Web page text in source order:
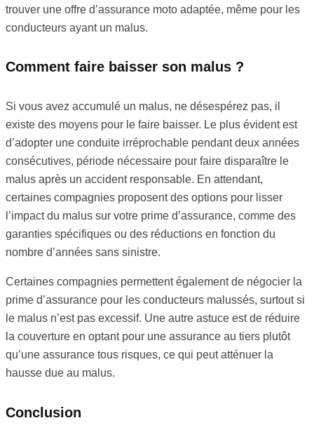
trouver une offre d’assurance moto adaptée, même pour les
conducteurs ayant un malus.
Comment faire baisser son malus ?
Si vous avez accumulé un malus, ne désespérez pas, il
existe des moyens pour le faire baisser. Le plus évident est
d’adopter une conduite irréprochable pendant deux années
consécutives, période nécessaire pour faire disparaître le
malus après un accident responsable. En attendant,
certaines compagnies proposent des options pour lisser
l’impact du malus sur votre prime d’assurance, comme des
garanties spécifiques ou des réductions en fonction du
nombre d’années sans sinistre.
Certaines compagnies permettent également de négocier la
prime d’assurance pour les conducteurs malussés, surtout si
le malus n’est pas excessif. Une autre astuce est de réduire
la couverture en optant pour une assurance au tiers plutôt
qu’une assurance tous risques, ce qui peut atténuer la
hausse due au malus.
Conclusion